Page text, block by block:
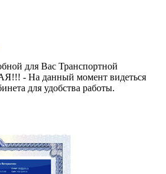
для Вас Транспортной
- На данный момент видеться
для удобства работы.